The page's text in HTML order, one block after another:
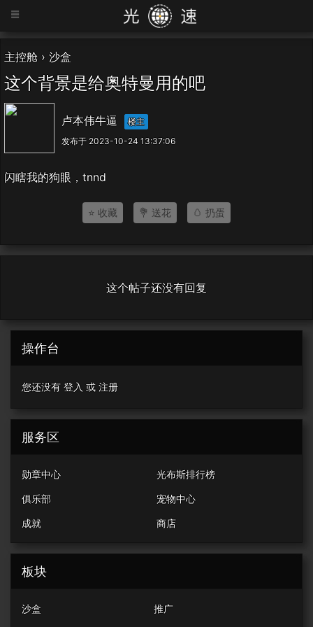
=
主控舱 › 沙盒
这个背景是给奥特曼用的吧
卢本伟牛逼
楼主
发布于 2023-10-24 13:37:06
闪瞎我的狗眼，tnnd
⭐ 收藏 💐 送花 🥚 扔蛋
这个帖子还没有回复
操作台
您还没有 登入 或 注册
服务区
勋章中心 光布斯排行榜
俱乐部 宠物中心
成就 商店
板块
沙盒 推广